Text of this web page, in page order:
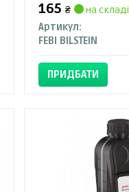
165₴
на складі
Артикул:
FEBI BILSTEIN
ПРИДБАТИ